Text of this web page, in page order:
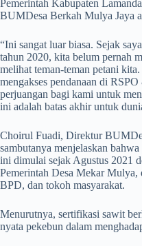
Pemerintah Kabupaten
BUMDesa Berkah Mulya Jaya
“Ini sangat luar biasa. Sejak
tahun 2020, kita belum pernah
melihat teman-teman petani
mengakses pendanaan di
perjuangan bagi kami untuk
ini adalah batas akhir untuk
Choirul Fuadi, Direktur
sambutanya menjelaskan
ini dimulai sejak Agustus 2021
Pemerintah Desa Mekar
BPD, dan tokoh masyarakat.
Menurutnya, sertifikasi sawit
nyata pekebun dalam